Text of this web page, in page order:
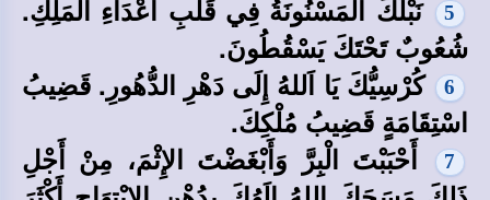
5
نَبْلُكَ الْمَسْنُونَةُ فِي قَلْبِ أَعْدَاءِ الْمَلِكِ.
شُعُوبٌ تَحْتَكَ يَسْقُطُونَ.
6
كُرْسِيُّكَ يَا اَللهُ إِلَى دَهْرِ الدُّهُورِ. قَضِيبُ
اسْتِقَامَةٍ قَضِيبُ مُلْكِكَ.
7
أَحْبَبْتَ الْبِرَّ وَأَبْغَضْتَ الإِثْمَ، مِنْ أَجْلِ